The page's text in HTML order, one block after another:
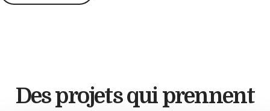
Des projets quiprennent